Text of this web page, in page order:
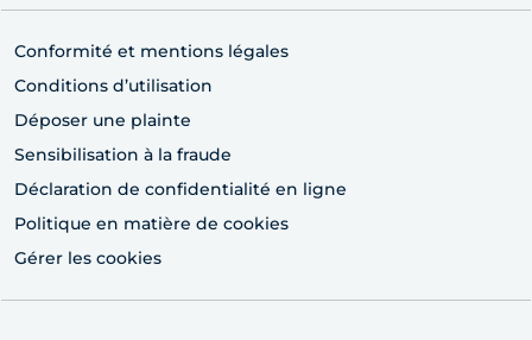
Conformité et mentions légales
Conditions d’utilisation
Déposer une plainte
Sensibilisation à la fraude
Déclaration de confidentialité en ligne
Politique en matière de cookies
Gérer les cookies